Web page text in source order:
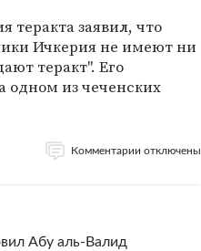
теракта заявил, что
Ичкерия не имеют ни
теракт". Его
одном из чеченских
Комментарии отключены
Абу аль-Валид